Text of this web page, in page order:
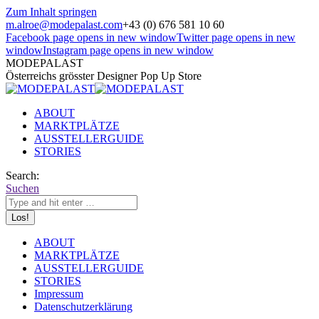
Zum Inhalt springen
m.alroe@modepalast.com+43 (0) 676 581 10 60
Facebook page opens in new windowTwitter page opens in new
windowInstagram page opens in new window
MODEPALAST
Österreichs grösster Designer Pop Up Store
ABOUT
MARKTPLÄTZE
AUSSTELLERGUIDE
STORIES
Search:
Suchen
ABOUT
MARKTPLÄTZE
AUSSTELLERGUIDE
STORIES
Impressum
Datenschutzerklärung